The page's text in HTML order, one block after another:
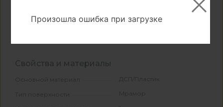
Размеры
Свойства и материалы
Основной материал ДСП/Пластик
Тип поверхности Мрамор
Произошла ошибка при загрузке